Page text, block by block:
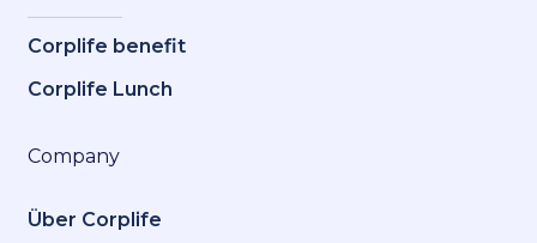
Corplife benefit
Corplife Lunch
Company
Über Corplife